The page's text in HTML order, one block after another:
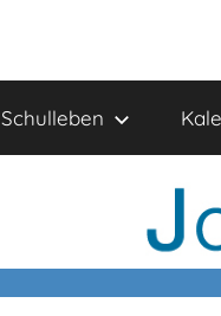
Schulleben